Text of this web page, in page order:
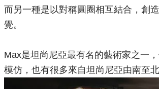
而另一種是以對稱圓圈相互結合，創
覺。
Max是坦尚尼亞最有名的藝術家之一
模仿，也有很多來自坦尚尼亞由南至北